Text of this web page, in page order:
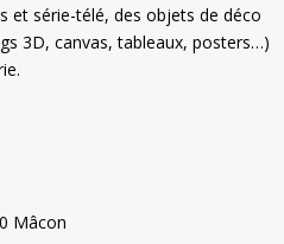
et série-télé, des objets de déco
3D, canvas, tableaux, posters…)
Mâcon